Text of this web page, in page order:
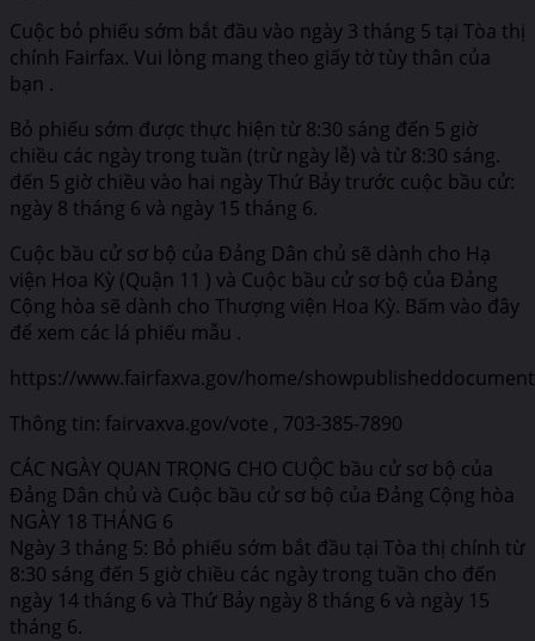
Cuộc bỏ phiếu sớm bắt đầu vào ngày 3 tháng 5 tại Tòa thị
chính Fairfax. Vui lòng mang theo giấy tờ tùy thân của
bạn .
Bỏ phiếu sớm được thực hiện từ 8:30 sáng đến 5 giờ
chiều các ngày trong tuần (trừ ngày lễ) và từ 8:30 sáng.
đến 5 giờ chiều vào hai ngày Thứ Bảy trước cuộc bầu cử:
ngày 8 tháng 6 và ngày 15 tháng 6.
Cuộc bầu cử sơ bộ của Đảng Dân chủ sẽ dành cho Hạ
viện Hoa Kỳ (Quận 11 ) và Cuộc bầu cử sơ bộ của Đảng
Cộng hòa sẽ dành cho Thượng viện Hoa Kỳ. Bấm vào đây
để xem các lá phiếu mẫu .
https://www.fairfaxva.gov/home/
Thông tin: fairvaxva.gov/vote , 703-385-7890
CÁC NGÀY QUAN TRỌNG CHO CUỘC bầu cử sơ bộ của
Đảng Dân chủ và Cuộc bầu cử sơ bộ của Đảng Cộng hòa
NGÀY 18 THÁNG 6
Ngày 3 tháng 5: Bỏ phiếu sớm bắt đầu tại Tòa thị chính từ
8:30 sáng đến 5 giờ chiều các ngày trong tuần cho đến
ngày 14 tháng 6 và Thứ Bảy ngày 8 tháng 6 và ngày 15
tháng 6.